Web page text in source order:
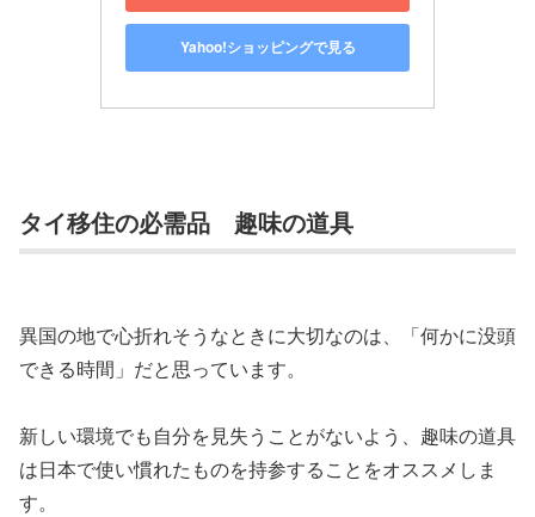
Yahoo!ショッピングで見る
タイ移住の必需品 趣味の道具
異国の地で心折れそうなときに大切なのは、「何かに没頭
できる時間」だと思っています。
新しい環境でも自分を見失うことがないよう、趣味の道具
は日本で使い慣れたものを持参することをオススメしま
す。